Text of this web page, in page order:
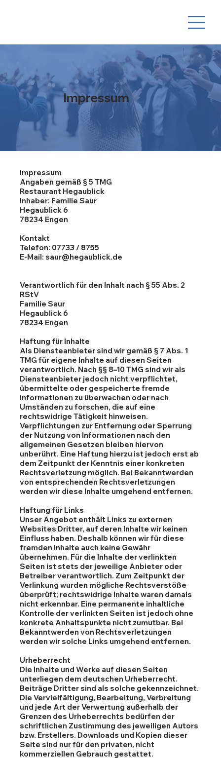
Impressum
Impressum
Angaben gemäß § 5 TMG
Restaurant Hegaublick
Inhaber: Familie Saur
Hegaublick 6
78234 Engen
Kontakt
Telefon: 07733 / 8755
E-Mail: saur@hegaublick.de
Verantwortlich für den Inhalt nach § 55 Abs. 2
RStV
Familie Saur
Hegaublick 6
78234 Engen
Haftung für Inhalte
Als Diensteanbieter sind wir gemäß § 7 Abs. 1
TMG für eigene Inhalte auf diesen Seiten
verantwortlich. Nach §§ 8–10 TMG sind wir als
Diensteanbieter jedoch nicht verpflichtet,
übermittelte oder gespeicherte fremde
Informationen zu überwachen oder nach
Umständen zu forschen, die auf eine
rechtswidrige Tätigkeit hinweisen.
Verpflichtungen zur Entfernung oder Sperrung
der Nutzung von Informationen nach den
allgemeinen Gesetzen bleiben hiervon
unberührt. Eine Haftung hierzu ist jedoch erst ab
dem Zeitpunkt der Kenntnis einer konkreten
Rechtsverletzung möglich. Bei Bekanntwerden
von entsprechenden Rechtsverletzungen
werden wir diese Inhalte umgehend entfernen.
Haftung für Links
Unser Angebot enthält Links zu externen
Websites Dritter, auf deren Inhalte wir keinen
Einfluss haben. Deshalb können wir für diese
fremden Inhalte auch keine Gewähr
übernehmen. Für die Inhalte der verlinkten
Seiten ist stets der jeweilige Anbieter oder
Betreiber verantwortlich. Zum Zeitpunkt der
Verlinkung wurden mögliche Rechtsverstöße
überprüft; rechtswidrige Inhalte waren damals
nicht erkennbar. Eine permanente inhaltliche
Kontrolle der verlinkten Seiten ist jedoch ohne
konkrete Anhaltspunkte nicht zumutbar. Bei
Bekanntwerden von Rechtsverletzungen
werden wir solche Links umgehend entfernen.
Urheberrecht
Die Inhalte und Werke auf diesen Seiten
unterliegen dem deutschen Urheberrecht.
Beiträge Dritter sind als solche gekennzeichnet.
Die Vervielfältigung, Bearbeitung, Verbreitung
und jede Art der Verwertung außerhalb der
Grenzen des Urheberrechts bedürfen der
schriftlichen Zustimmung des jeweiligen Autors
bzw. Erstellers. Downloads und Kopien dieser
Seite sind nur für den privaten, nicht
kommerziellen Gebrauch gestattet.